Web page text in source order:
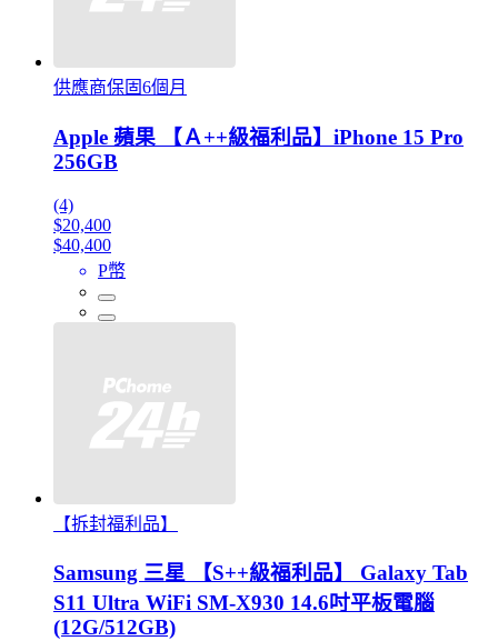
供應商保固6個月
Apple 蘋果 【Ａ++級福利品】iPhone 15 Pro
256GB
(4)
$20,400
$40,400
P幣
【拆封福利品】
Samsung 三星 【S++級福利品】 Galaxy Tab
S11 Ultra WiFi SM-X930 14.6吋平板電腦
(12G/512GB)